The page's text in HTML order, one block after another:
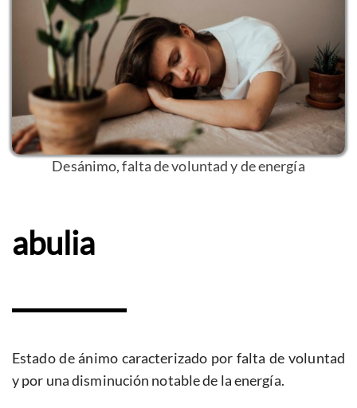
Desánimo, falta de voluntad y de energía
abulia
Estado de ánimo caracterizado por falta de voluntad
y por una disminución notable de la energía.